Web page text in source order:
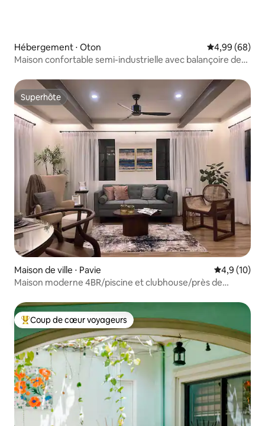
Hébergement ⋅ Oton Évaluation
4,99 (68)
Maison confortable semi-industrielle avec balançoire de
Superhôte
Superhôte
Maison de ville ⋅ Pavie Évaluation
4,9 (10)
Maison moderne 4BR/piscine et clubhouse/près de
Coups de cœur voyageurs les plus appréciés
Coup de cœur voyageurs